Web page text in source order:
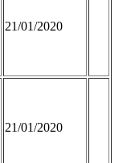
21/01/2020
21/01/2020